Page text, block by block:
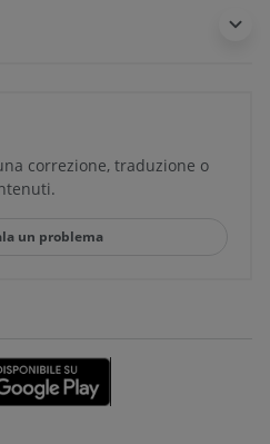
correzione, traduzione o
un problema